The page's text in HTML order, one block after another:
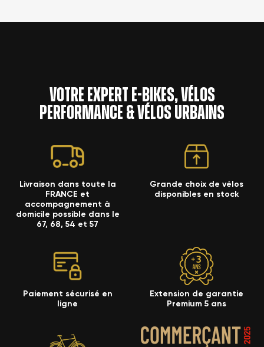
Votre expert e-bikes, vélos
performance & vélos urbains
Livraison dans toute la
FRANCE et
accompagnement à
domicile possible dans le
67, 68, 54 et 57
Grande choix de vélos
disponibles en stock
Paiement sécurisé en
ligne
Extension de garantie
Premium 5 ans